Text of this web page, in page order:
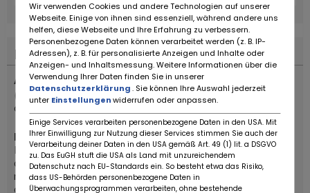
Description du véhicule
Archive Motorcycle AM-84 Scrambler 50cc
(déductible à 100 % en société). Comprend la mise en
circulation et la préparation des documents DIV.
Informations sur le modèle :
La
Scrambler 50cc AM-84d’Archive Motorcycleallie un
design rétro à une technologie moderne conforme à la
norme Euro 5. Idéale pour les jeunes conducteurs à partir
de 16 ans, elle se prête aussi bien à l’usage urbain
Wir verwenden Cookies und andere Technologien auf unserer
Webseite. Einige von ihnen sind essenziell, während andere uns
helfen, diese Webseite und Ihre Erfahrung zu verbessern.
Personenbezogene Daten können verarbeitet werden (z. B. IP-
Adressen), z. B. für personalisierte Anzeigen und Inhalte oder
Anzeigen- und Inhaltsmessung. Weitere Informationen über die
Verwendung Ihrer Daten finden Sie in unserer
Datenschutzerklärung. Sie können Ihre Auswahl jederzeit
unter Einstellungenwiderrufen oder anpassen.
Einige Services verarbeiten personenbezogene Daten in den USA. Mit
Ihrer Einwilligung zur Nutzung dieser Services stimmen Sie auch der
Verarbeitung deiner Daten in den USA gemäß Art. 49 (1) lit. a DSGVO
zu. Das EuGH stuft die USA als Land mit unzureichendem
Datenschutz nach EU-Standards ein. So besteht etwa das Risiko,
dass US-Behörden personenbezogene Daten in
Überwachungsprogrammen verarbeiten, ohne bestehende